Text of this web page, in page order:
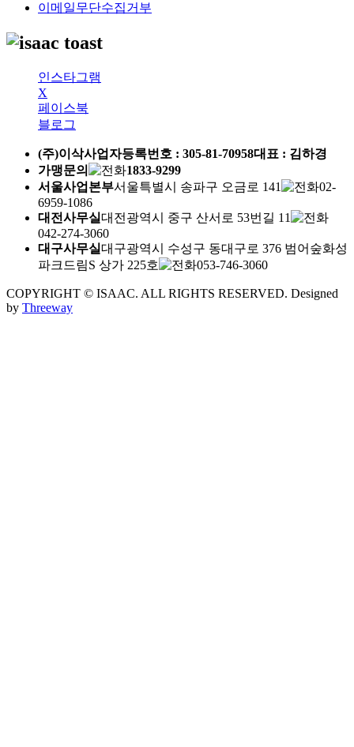
이메일무단수집거부
인스타그램
X
페이스북
블로그
(주)이삭사업자등록번호 : 305-81-70958대표 : 김하경
가맹문의
1833-9299
서울사업본부서울특별시 송파구 오금로 141
02-
6959-1086
대전사무실대전광역시 중구 산서로 53번길 11
042-274-3060
대구사무실대구광역시 수성구 동대구로 376 범어숲화성
파크드림S 상가 225호
053-746-3060
COPYRIGHT © ISAAC. ALL RIGHTS RESERVED. Designed
by Threeway